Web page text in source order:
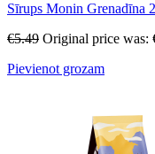
Sīrups Monin Grenadīna
€5.49 Original price was:
Pievienot grozam